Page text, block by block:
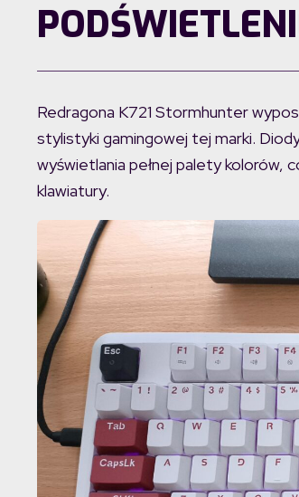
Redragona K721 Stormhunter
stylistyki gamingowej tej marki.
wyświetlania pełnej palety kolorów,
klawiatury.